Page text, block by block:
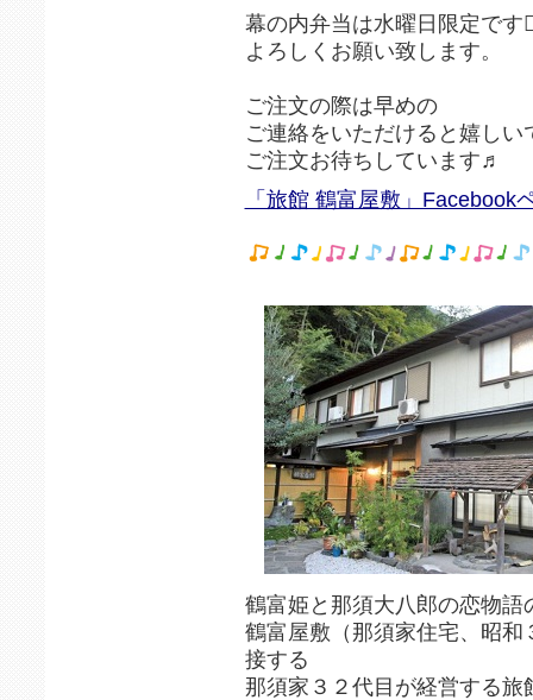
幕の内弁当は水曜日限定です
よろしくお願い致します。
ご注文の際は早めの
ご連絡をいただけると嬉しい
ご注文お待ちしています♬
「旅館 鶴富屋敷」Facebook
鶴富姫と那須大八郎の恋物語
鶴富屋敷（那須家住宅、昭
接する
那須家３２代目が経営する旅